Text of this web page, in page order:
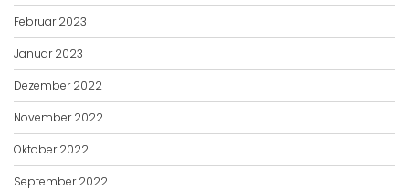
Februar 2023
Januar 2023
Dezember 2022
November 2022
Oktober 2022
September 2022